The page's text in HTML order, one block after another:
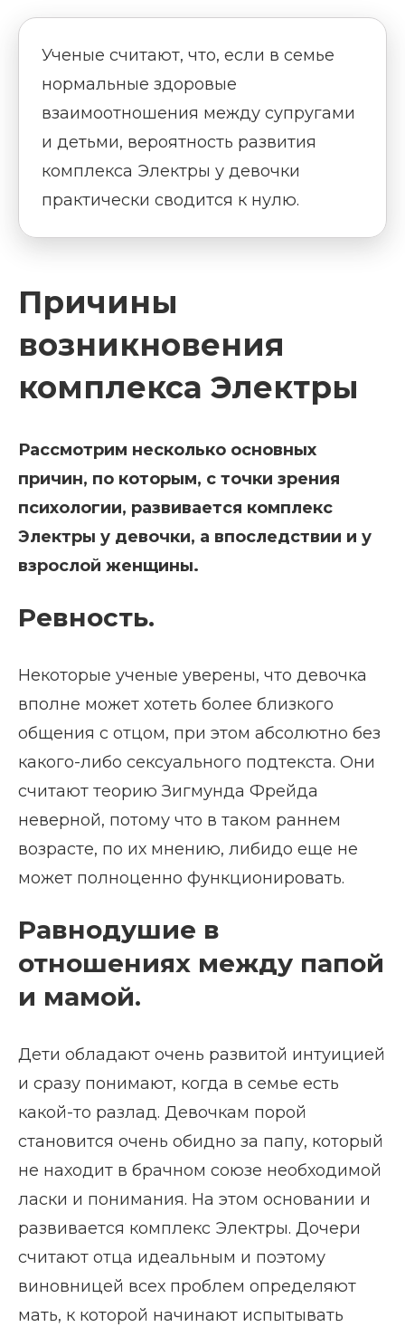
Ученые считают, что, если в семье
нормальные здоровые
взаимоотношения между супругами
и детьми, вероятность развития
комплекса Электры у девочки
практически сводится к нулю.
Причины
возникновения
комплекса Электры
Рассмотрим несколько основных
причин, по которым, с точки зрения
психологии, развивается комплекс
Электры у девочки, а впоследствии и у
взрослой женщины.
Ревность.
Некоторые ученые уверены, что девочка
вполне может хотеть более близкого
общения с отцом, при этом абсолютно без
какого-либо сексуального подтекста. Они
считают теорию Зигмунда Фрейда
неверной, потому что в таком раннем
возрасте, по их мнению, либидо еще не
может полноценно функционировать.
Равнодушие в
отношениях между папой
и мамой.
Дети обладают очень развитой интуицией
и сразу понимают, когда в семье есть
какой-то разлад. Девочкам порой
становится очень обидно за папу, который
не находит в брачном союзе необходимой
ласки и понимания. На этом основании и
развивается комплекс Электры. Дочери
считают отца идеальным и поэтому
виновницей всех проблем определяют
мать, к которой начинают испытывать